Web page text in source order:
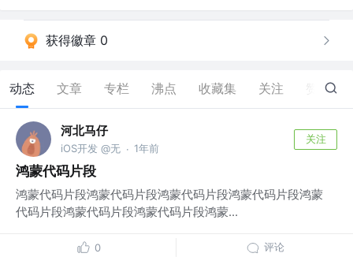
获得徽章 0
动态 文章 专栏 沸点 收藏集 关注 1
河北马仔
iOS开发 @无 · 1年前
关注
鸿蒙代码片段
鸿蒙代码片段鸿蒙代码片段鸿蒙代码片段鸿蒙代码片段鸿蒙
代码片段鸿蒙代码片段鸿蒙代码片段鸿蒙...
0 评论